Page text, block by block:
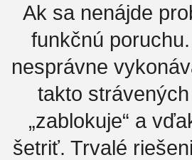
Ak sa nenájde
funkčnú
nesprávne
takto
„zablokuje“ a
šetriť. Trvalé